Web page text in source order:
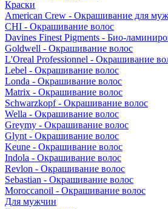
Краски
American Crew - Окрашивание для
CHI - Окрашивание волос
Davines Finest Pigments - Био-
Goldwell - Окрашивание волос
L'Oreal Professionnel - Окрашивание
Lebel - Окрашивание волос
Londa - Окрашивание волос
Matrix - Окрашивание волос
Schwarzkopf - Окрашивание волос
Wella - Окрашивание волос
Greymy - Окрашивание волос
Glynt - Окрашивание волос
Keune - Окрашивание волос
Indola - Окрашивание волос
Revlon - Окрашивание волос
Sebastian - Окрашивание волос
Moroccanoil - Окрашивание волос
Для мужчин